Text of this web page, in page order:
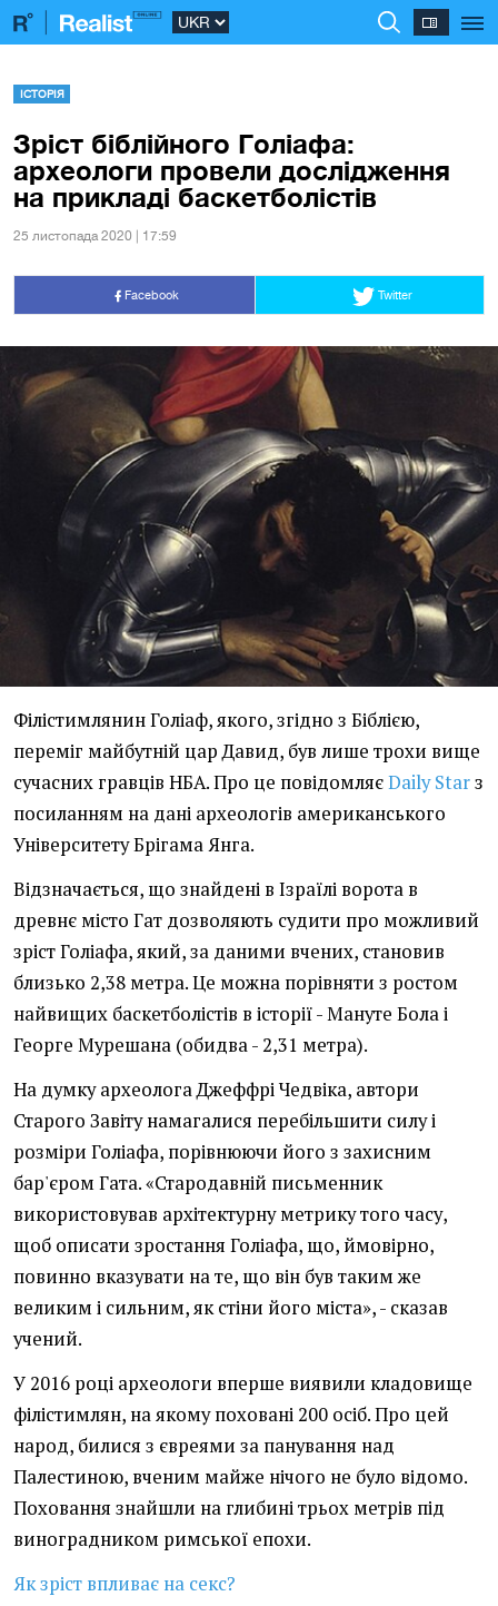
ІСТОРІЯ
Зріст біблійного Голіафа:
археологи провели дослідження
на прикладі баскетболістів
25 листопада 2020 | 17:59
Facebook Twitter
Філістимлянин Голіаф, якого, згідно з Біблією,
переміг майбутній цар Давид, був лише трохи вище
сучасних гравців НБА. Про це повідомляєDaily Starз
посиланням на дані археологів американського
Університету Брігама Янга.
Відзначається, що знайдені в Ізраїлі ворота в
древнє місто Гат дозволяють судити про можливий
зріст Голіафа, який, за даними вчених, становив
близько 2,38 метра. Це можна порівняти з ростом
найвищих баскетболістів в історії - Мануте Бола і
Георге Мурешана (обидва - 2,31 метра).
На думку археолога Джеффрі Чедвіка, автори
Старого Завіту намагалися перебільшити силу і
розміри Голіафа, порівнюючи його з захисним
бар'єром Гата. «Стародавній письменник
використовував архітектурну метрику того часу,
щоб описати зростання Голіафа, що, ймовірно,
повинно вказувати на те, що він був таким же
великим і сильним, як стіни його міста», - сказав
учений.
У 2016 році археологи вперше виявили кладовище
філістимлян, на якому поховані 200 осіб. Про цей
народ, билися з євреями за панування над
Палестиною, вченим майже нічого не було відомо.
Поховання знайшли на глибині трьох метрів під
виноградником римської епохи.
Як зріст впливає на секс?